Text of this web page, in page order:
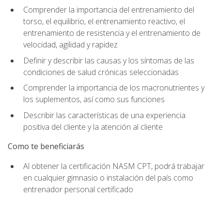
Comprender la importancia del entrenamiento del
torso, el equilibrio, el entrenamiento reactivo, el
entrenamiento de resistencia y el entrenamiento de
velocidad, agilidad y rapidez
Definir y describir las causas y los síntomas de las
condiciones de salud crónicas seleccionadas
Comprender la importancia de los macronutrientes y
los suplementos, así como sus funciones
Describir las características de una experiencia
positiva del cliente y la atención al cliente
Como te beneficiarás
Al obtener la certificación NASM CPT, podrá trabajar
en cualquier gimnasio o instalación del país como
entrenador personal certificado